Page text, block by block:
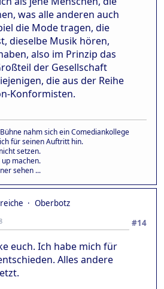
was alle anderen auch
die Mode tragen, die
dieselbe Musik hören,
also im Prinzip das
der Gesellschaft
die aus der Reihe
Konformisten.
nahm sich ein Comediankollege
für seinen Auftritt hin.
setzen.
machen.
sehen ...
Oberbotz
#14
euch. Ich habe mich für
Alles andere